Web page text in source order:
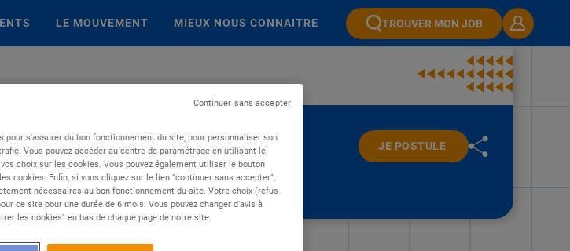
LE MOUVEMENT MIEUX NOUS CONNAITRE TROUVER MON JOB
JE POSTULE
pour s'assurer du bon fonctionnement du site, pour personnaliser son
Vous pouvez accéder au centre de paramétrage en utilisant le
choix sur les cookies. Vous pouvez également utiliser le bouton
cookies. Enfin, si vous cliquez sur le lien "continuer sans accepter",
nécessaires au bon fonctionnement du site. Votre choix (refus
ce site pour une durée de 6 mois. Vous pouvez changer d'avis à
les cookies" en bas de chaque page de notre site.
Continuer sans accepter